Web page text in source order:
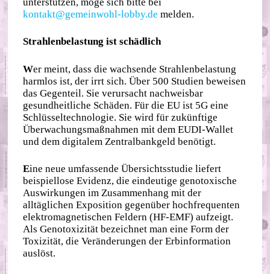
kontakt@gemeinwohl-lobby.de melden.
Strahlenbelastung ist schädlich
Wer meint, dass die wachsende Strahlenbelastung
harmlos ist, der irrt sich. Über 500 Studien beweisen
das Gegenteil. Sie verursacht nachweisbar
gesundheitliche Schäden. Für die EU ist 5G eine
Schlüsseltechnologie. Sie wird für zukünftige
Überwachungsmaßnahmen mit dem EUDI-Wallet
und dem digitalem Zentralbankgeld benötigt.
Eine neue umfassende Übersichtsstudie liefert
beispiellose Evidenz, die eindeutige genotoxische
Auswirkungen im Zusammenhang mit der
alltäglichen Exposition gegenüber hochfrequenten
elektromagnetischen Feldern (HF-EMF) aufzeigt.
Als Genotoxizität bezeichnet man eine Form der
Toxizität, die Veränderungen der Erbinformation
auslöst.